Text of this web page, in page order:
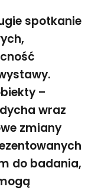
spotkanie
–
wraz
zmiany
do badania,